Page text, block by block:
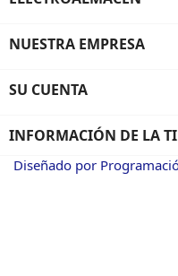
NUESTRA EMPRESA
SU CUENTA
INFORMACIÓN DE LA
Diseñado por